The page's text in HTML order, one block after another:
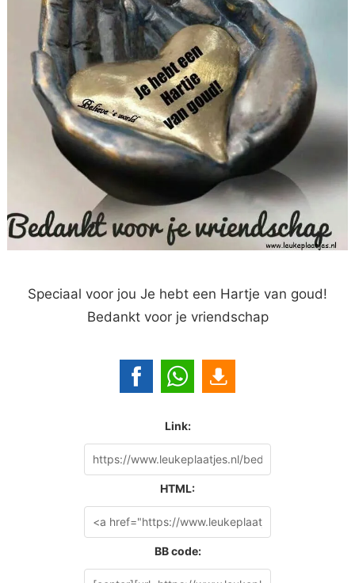
Speciaal voor jou Je hebt een Hartje van goud!
Bedankt voor je vriendschap
Link:
HTML:
BB code: